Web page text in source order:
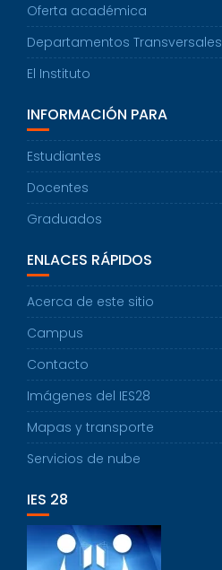
Oferta académica
Departamentos Transversales
El Instituto
INFORMACIÓN PARA
Estudiantes
Docentes
Graduados
ENLACES RÁPIDOS
Acerca de este sitio
Campus
Contacto
Imágenes del IES28
Mapas y transporte
Servicios de nube
IES 28